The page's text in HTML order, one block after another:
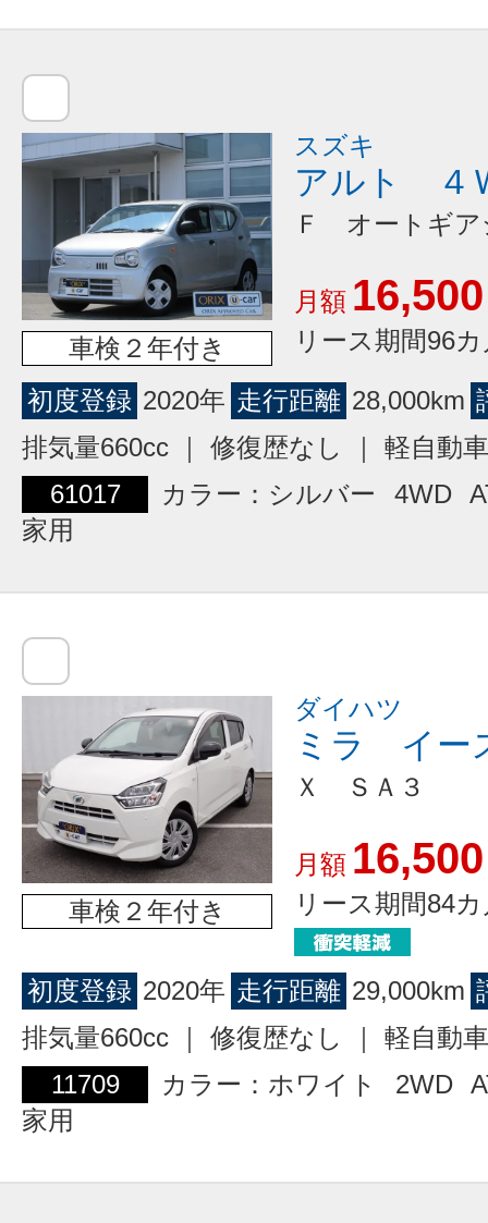
車検２年付き
スズキ
アルト ４
Ｆ オートギア
月額 16,500
リース期間96
初度登録 2020年 走行距離 28,000km
排気量660cc ｜ 修復歴なし ｜ 軽自動車
61017
カラー：シルバー 4WD
家用
車検２年付き
ダイハツ
ミラ イー
Ｘ ＳＡ３
月額 16,500
リース期間84
初度登録 2020年 走行距離 29,000km
排気量660cc ｜ 修復歴なし ｜ 軽自動車
11709
カラー：ホワイト 2WD
家用